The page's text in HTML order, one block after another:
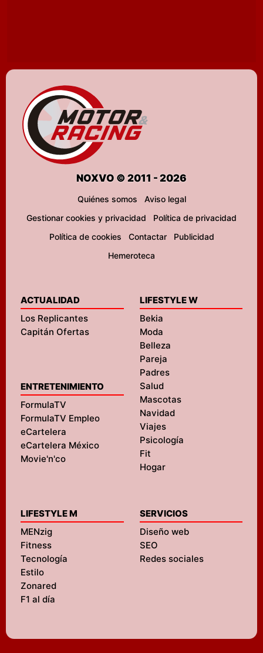
NOXVO © 2011 - 2026
Quiénes somos
Aviso legal
Gestionar cookies y privacidad
Política de privacidad
Política de cookies
Contactar
Publicidad
Hemeroteca
ACTUALIDAD
Los Replicantes
Capitán Ofertas
ENTRETENIMIENTO
FormulaTV
FormulaTV Empleo
eCartelera
eCartelera México
Movie'n'co
LIFESTYLE W
Bekia
Moda
Belleza
Pareja
Padres
Salud
Mascotas
Navidad
Viajes
Psicología
Fit
Hogar
LIFESTYLE M
MENzig
Fitness
Tecnología
Estilo
Zonared
F1 al día
SERVICIOS
Diseño web
SEO
Redes sociales